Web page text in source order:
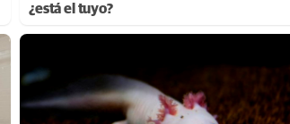
¿está el tuyo?